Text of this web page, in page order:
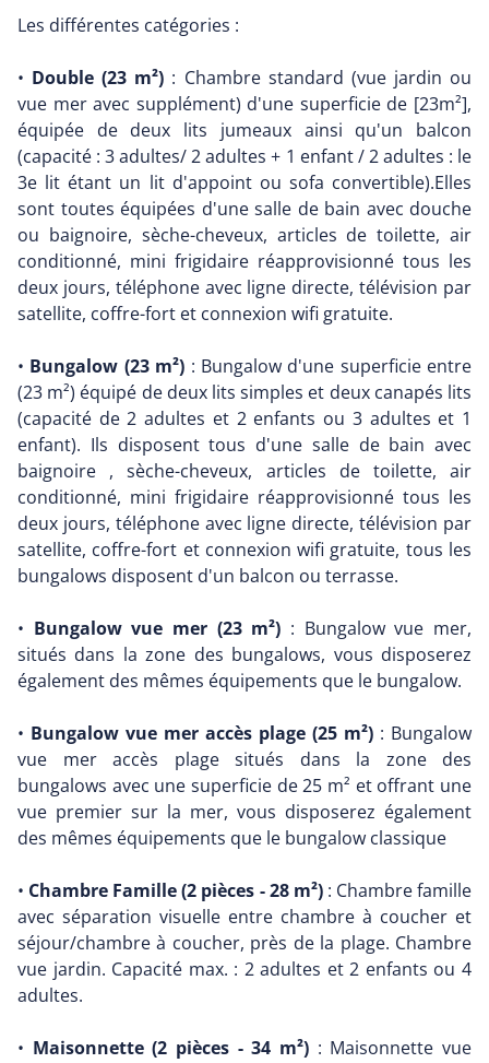
Les différentes catégories :
• Double (23 m²) : Chambre standard (vue jardin ou
vue mer avec supplément) d'une superficie de [23m²],
équipée de deux lits jumeaux ainsi qu'un balcon
(capacité : 3 adultes/ 2 adultes + 1 enfant / 2 adultes : le
3e lit étant un lit d'appoint ou sofa convertible).Elles
sont toutes équipées d'une salle de bain avec douche
ou baignoire, sèche-cheveux, articles de toilette, air
conditionné, mini frigidaire réapprovisionné tous les
deux jours, téléphone avec ligne directe, télévision par
satellite, coffre-fort et connexion wifi gratuite.
• Bungalow (23 m²) : Bungalow d'une superficie entre
(23 m²) équipé de deux lits simples et deux canapés lits
(capacité de 2 adultes et 2 enfants ou 3 adultes et 1
enfant). Ils disposent tous d'une salle de bain avec
baignoire , sèche-cheveux, articles de toilette, air
conditionné, mini frigidaire réapprovisionné tous les
deux jours, téléphone avec ligne directe, télévision par
satellite, coffre-fort et connexion wifi gratuite, tous les
bungalows disposent d'un balcon ou terrasse.
• Bungalow vue mer (23 m²) : Bungalow vue mer,
situés dans la zone des bungalows, vous disposerez
également des mêmes équipements que le bungalow.
• Bungalow vue mer accès plage (25 m²) : Bungalow
vue mer accès plage situés dans la zone des
bungalows avec une superficie de 25 m² et offrant une
vue premier sur la mer, vous disposerez également
des mêmes équipements que le bungalow classique
• Chambre Famille (2 pièces - 28 m²): Chambre famille
avec séparation visuelle entre chambre à coucher et
séjour/chambre à coucher, près de la plage. Chambre
vue jardin. Capacité max. : 2 adultes et 2 enfants ou 4
adultes.
• Maisonnette (2 pièces - 34 m²) : Maisonnette vue